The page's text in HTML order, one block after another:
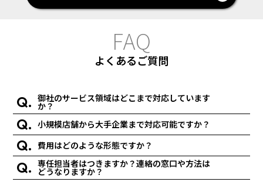
FAQ
よくあるご質問
御社のサービス領域はどこまで対応しています
か？
小規模店舗から大手企業まで対応可能ですか？
費用はどのような形態ですか？
専任担当者はつきますか？連絡の窓口や方法は
どうなりますか？